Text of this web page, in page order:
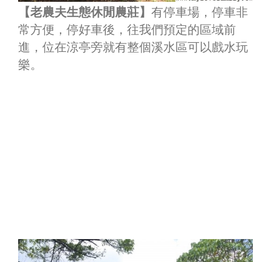
【老農夫生態休閒農莊】 有停車場，停車非
常方便，停好車後，往我們預定的區域前
進，位在涼亭旁就有整個溪水區可以戲水玩
樂。